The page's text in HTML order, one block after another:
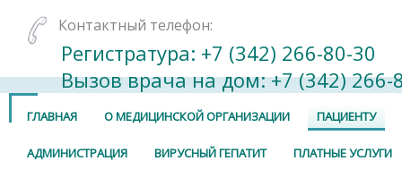
Контактный телефон:
Регистратура: +7 (342) 266-80-
Вызов врача на дом: +7 (342) 266-
ГЛАВНАЯ О МЕДИЦИНСКОЙ ОРГАНИЗАЦИИ ПАЦИЕНТУ
АДМИНИСТРАЦИЯ ВИРУСНЫЙ ГЕПАТИТ ПЛАТНЫЕ УСЛУГИ